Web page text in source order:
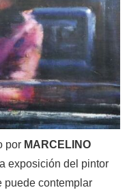
por MARCELINO
exposición del pintor
puede contemplar